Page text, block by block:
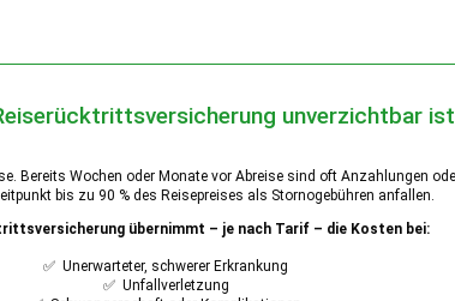
unverzichtbar ist
Bereits Wochen oder Monate vor Abreise sind oft Anzahlungen
bis zu 90 % des Reisepreises als Stornogebühren anfallen.
übernimmt – je nach Tarif – die Kosten bei:
✅ Unerwarteter, schwerer Erkrankung
✅ Unfallverletzung